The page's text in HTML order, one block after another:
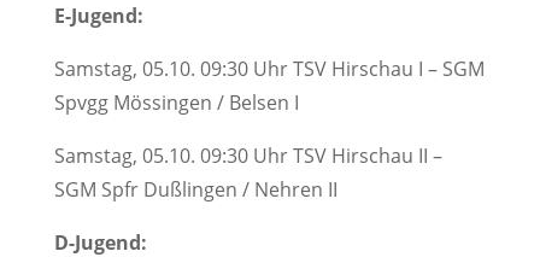
E-Jugend:
Samstag, 05.10. 09:30 Uhr TSV Hirschau I – SGM
Spvgg Mössingen / Belsen I
Samstag, 05.10. 09:30 Uhr TSV Hirschau II –
SGM Spfr Dußlingen / Nehren II
D-Jugend: